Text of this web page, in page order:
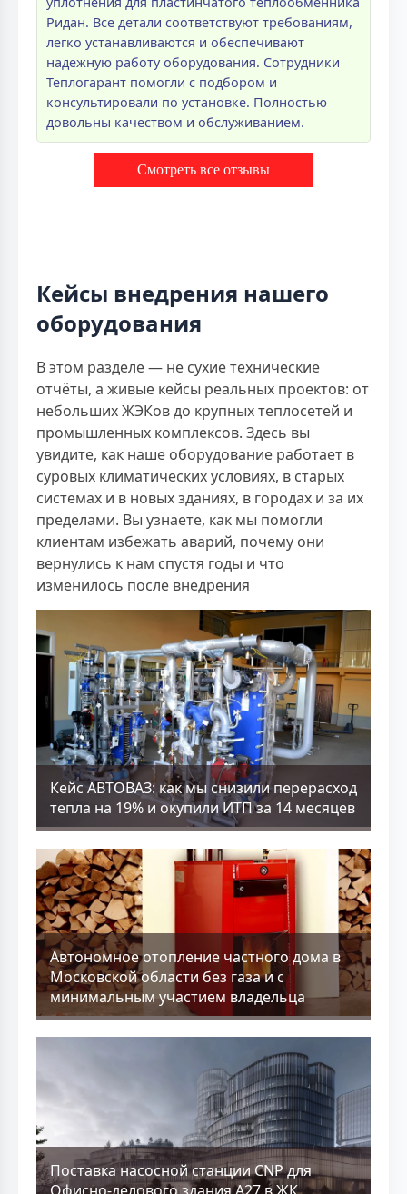
Ридан. Все детали соответствуют требованиям,
легко устанавливаются и обеспечивают
надежную работу оборудования. Сотрудники
Теплогарант помогли с подбором и
консультировали по установке. Полностью
довольны качеством и обслуживанием.
Смотреть все отзывы
Кейсы внедрения нашего
оборудования
В этом разделе — не сухие технические
отчёты, а живые кейсы реальных проектов: от
небольших ЖЭКов до крупных теплосетей и
промышленных комплексов. Здесь вы
увидите, как наше оборудование работает в
суровых климатических условиях, в старых
системах и в новых зданиях, в городах и за их
пределами. Вы узнаете, как мы помогли
клиентам избежать аварий, почему они
вернулись к нам спустя годы и что
изменилось после внедрения
Кейс АВТОВАЗ: как мы снизили перерасход
тепла на 19% и окупили ИТП за 14 месяцев
Aвтономное отопление частного дома в
Московской области без газа и с
минимальным участием владельца
Поставка насосной станции CNP для